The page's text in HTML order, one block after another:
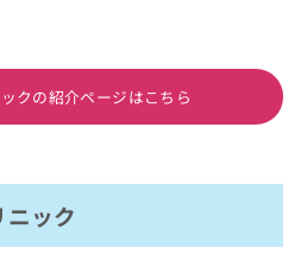
クの紹介ページはこちら
ック